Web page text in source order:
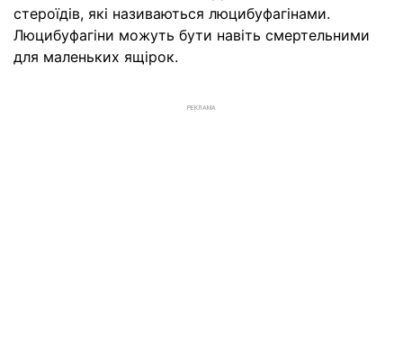
стероїдів, які називаються люцибуфагінами.
Люцибуфагіни можуть бути навіть смертельними
для маленьких ящірок.
РЕКЛАМА